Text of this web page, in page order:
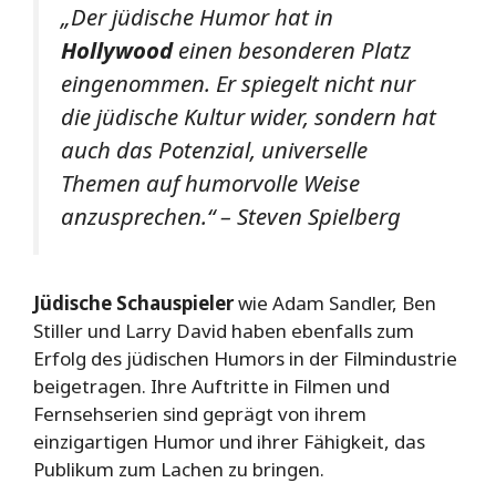
„Der jüdische Humor hat in
Hollywoodeinen besonderen Platz
eingenommen. Er spiegelt nicht nur
die jüdische Kultur wider, sondern hat
auch das Potenzial, universelle
Themen auf humorvolle Weise
anzusprechen.“ – Steven Spielberg
Jüdische Schauspielerwie Adam Sandler, Ben
Stiller und Larry David haben ebenfalls zum
Erfolg des jüdischen Humors in der Filmindustrie
beigetragen. Ihre Auftritte in Filmen und
Fernsehserien sind geprägt von ihrem
einzigartigen Humor und ihrer Fähigkeit, das
Publikum zum Lachen zu bringen.